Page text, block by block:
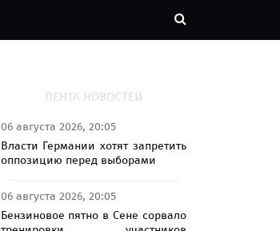
ЛЕНТА НОВОСТЕЙ
06 августа 2026, 20:05
Власти Германии хотят запретить
оппозицию перед выборами
06 августа 2026, 20:05
Бензиновое пятно в Сене сорвало